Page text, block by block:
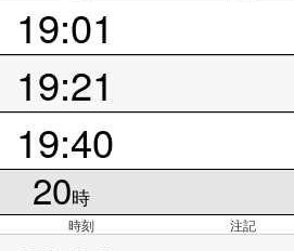
19:01
19:21
19:40
20時
時刻 注記